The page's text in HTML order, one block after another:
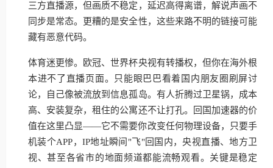
三方直播源，但画质不稳定，延迟高得离谱，解说声画不
同步是常态。更糟的是安全性，这些来路不明的链接可能
藏有恶意代码。
体育迷更惨。欧冠、世界杯央视有转播权，但你在海外根
本进不了直播页面。只能眼巴巴看着国内朋友圈刷屏讨
论，自己像被流放到信息孤岛。有人折腾过卫星锅，成本
高、安装复杂，租住的公寓还不让打孔。回国加速器的价
值在这里凸显——它不需要你改变任何物理设备，只要手
机装个APP，IP地址瞬间"飞"回国内，央视直播、地方卫
视、甚至各省市的地面频道都能流畅观看。关键是稳定